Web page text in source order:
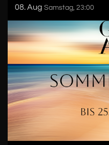
08. Aug Samstag, 23:00